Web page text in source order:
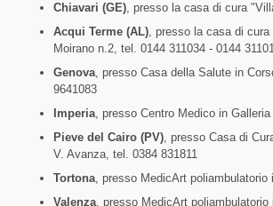
Chiavari (GE), presso la casa di cura
Acqui Terme (AL), presso la casa di
Moirano n.2, tel. 0144 311034 - 0144
Genova, presso Casa della Salute in
9641083
Imperia, presso Centro Medico in
Pieve del Cairo (PV), presso Casa di
V. Avanza, tel. 0384 831811
Tortona, presso MedicArt
Valenza, presso MedicArt